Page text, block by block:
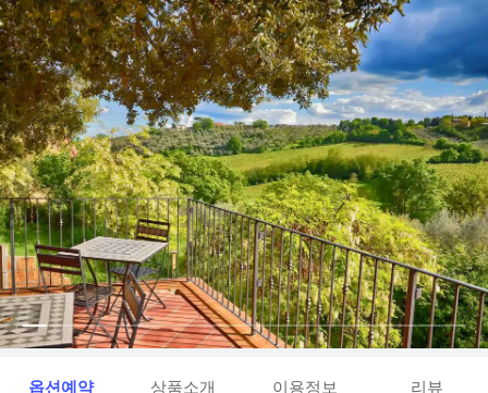
옵션예약 상품소개 이용정보 리뷰